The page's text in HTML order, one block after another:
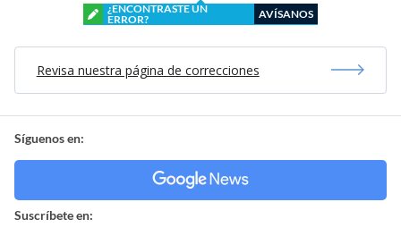
¿ENCONTRASTE UN
ERROR?
AVÍSANOS
Revisa nuestra página de correcciones
Síguenos en:
Suscríbete en: